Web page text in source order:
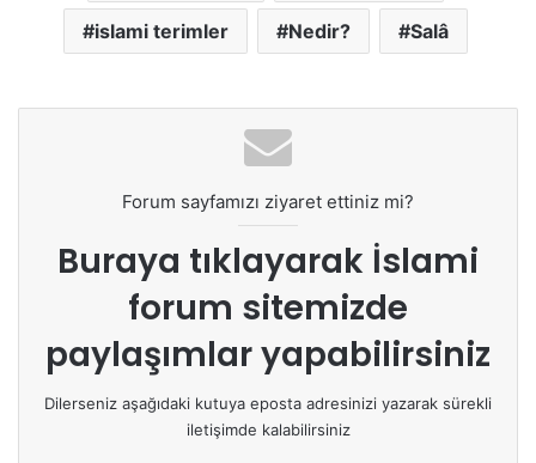
islami terimler Nedir? Salâ
Forum sayfamızı ziyaret ettiniz mi?
Buraya tıklayarak İslami
forum sitemizde
paylaşımlar yapabilirsiniz
Dilerseniz aşağıdaki kutuya eposta adresinizi yazarak sürekli
iletişimde kalabilirsiniz